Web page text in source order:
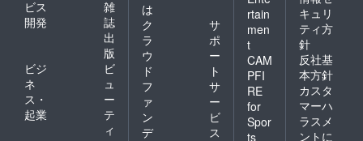
ビス
開発
雑
誌
出
版
ビジ
ネ
ス・
起業
ビ
ュ
ー
テ
ィ
は
ク
ラ
ウ
ド
フ
ァ
ン
デ
サ
ポ
ー
ト
サ
ー
ビ
ス
rtain
men
t
CAM
PFI
RE
for
Spor
ts
キュリ
ティ方
針
反社基
本方針
カスタ
マーハ
ラスメ
ントに